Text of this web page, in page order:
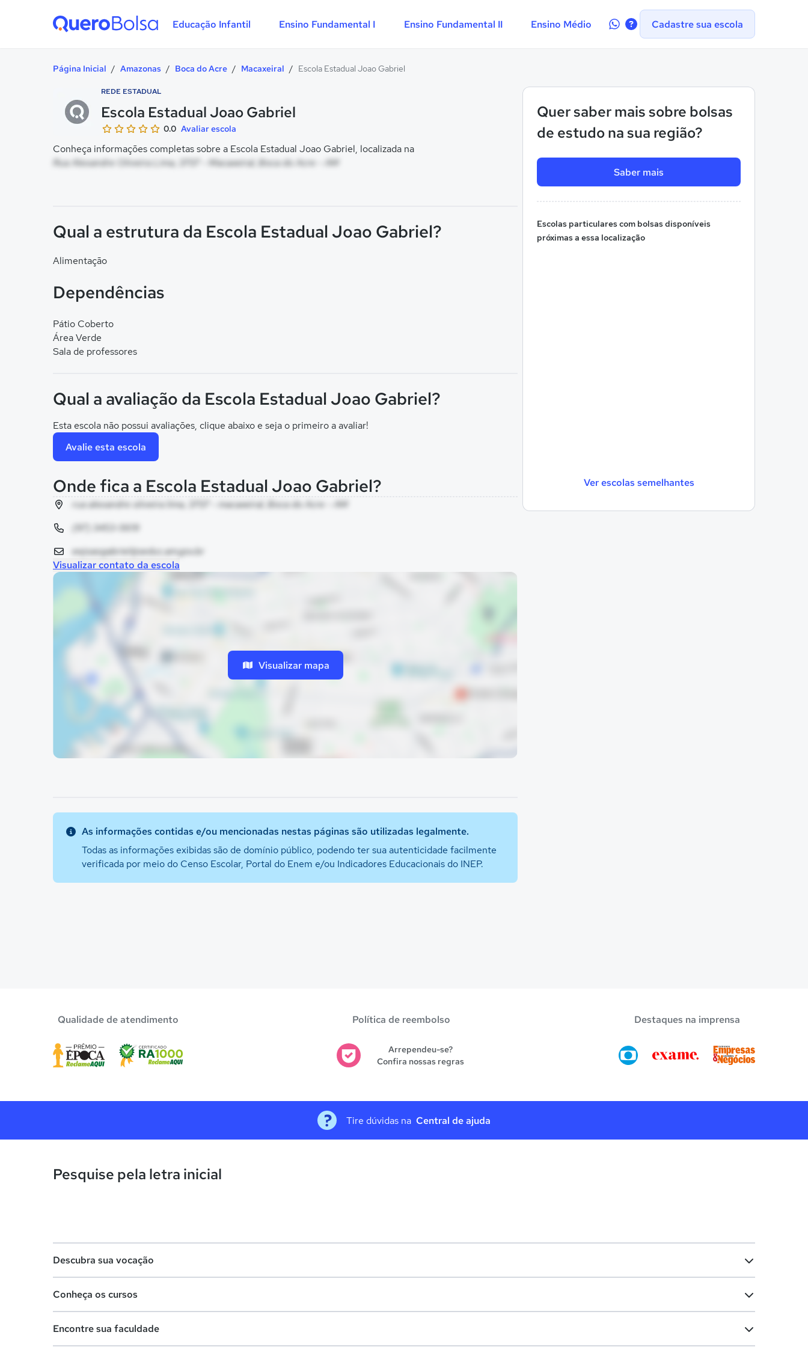
Educação Infantil Ensino Fundamental I Ensino Fundamental II Ensino Médio
Contate-Cadastre sua escola
Página Inicial / Amazonas / Boca do Acre / Macaxeiral / Escola Estadual Joao Gabriel
REDE ESTADUAL
Escola Estadual Joao Gabriel
0.0 Avaliar escola
Conheça informações completas sobre a Escola Estadual Joao Gabriel, localizada na
Rua Alexandre Oliveira Lima, 3707 - Macaxeiral, Boca do Acre - AM
Quer saber mais sobre bolsas
de estudo na sua região?
Saber mais
Escolas particulares com bolsas disponíveis
próximas a essa localização
Ver escolas semelhantes
Qual a estrutura da Escola Estadual Joao Gabriel?
Alimentação
Dependências
Pátio Coberto
Área Verde
Sala de professores
Qual a avaliação da Escola Estadual Joao Gabriel?
Esta escola não possui avaliações, clique abaixo e seja o primeiro a avaliar!
Avalie esta escola
Onde fica a Escola Estadual Joao Gabriel?
rua alexandre oliveira lima, 3707 - macaxeiral, Boca do Acre - AM
(97) 3453-5619
eejoaogabriel@seduc.am.gov.br
Visualizar contato da escola
Visualizar mapa
As informações contidas e/ou mencionadas nestas páginas são utilizadas legalmente.
Todas as informações exibidas são de domínio público, podendo ter sua autenticidade facilmente
verificada por meio do Censo Escolar, Portal do Enem e/ou Indicadores Educacionais do INEP.
Qualidade de atendimento Política de reembolso
Arrependeu-se?
Confira nossas regras
Destaques na imprensa
Tire dúvidas na Central de ajuda
Pesquise pela letra inicial
Descubra sua vocação
Lista de profissões
Conheça os cursos
Encontre sua faculdade